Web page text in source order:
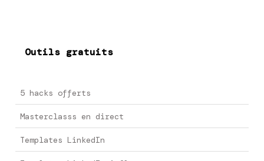
Outils gratuits
5 hacks offerts
Masterclasss en direct
Templates LinkedIn